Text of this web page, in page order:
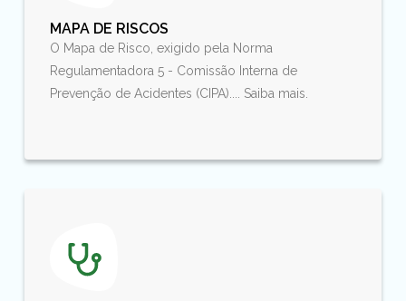
MAPA DE RISCOS
O Mapa de Risco, exigido pela Norma
Regulamentadora 5 - Comissão Interna de
Prevenção de Acidentes (CIPA).... Saiba mais.